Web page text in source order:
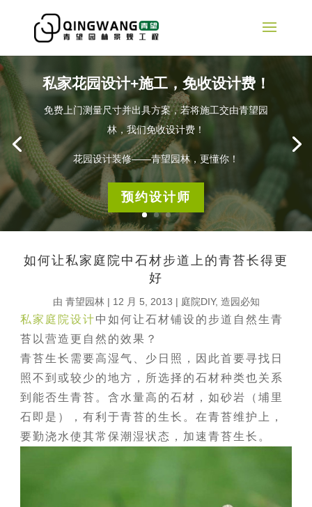
私家花园设计+施工，免收设计费！
免费上门测量尺寸并出具方案，若将施工交由青望园
林，我们免收设计费！
花园设计装修——青望园林，更懂你！
预约设计师
如何让私家庭院中石材步道上的青苔长得更
好
由 青望园林| 12 月 5, 2013 | 庭院DIY, 造园必知
私家庭院设计中如何让石材铺设的步道自然生青
苔以营造更自然的效果？
青苔生长需要高湿气、少日照，因此首要寻找日
照不到或较少的地方，所选择的石材种类也关系
到能否生青苔。含水量高的石材，如砂岩（埔里
石即是），有利于青苔的生长。在青苔维护上，
要勤浇水使其常保潮湿状态，加速青苔生长。